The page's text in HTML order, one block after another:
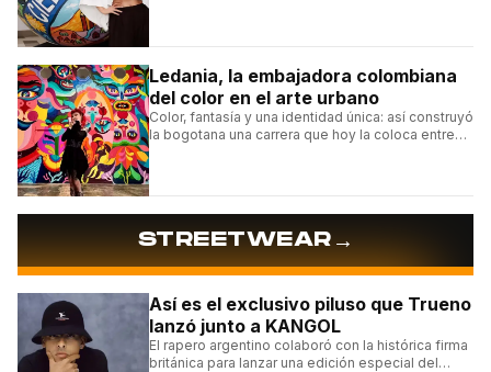
Ledania, la embajadora colombiana
del color en el arte urbano
Color, fantasía y una identidad única: así construyó
la bogotana una carrera que hoy la coloca entre
STREETWEAR→
Así es el exclusivo piluso que Trueno
lanzó junto a KANGOL
El rapero argentino colaboró con la histórica firma
británica para lanzar una edición especial del